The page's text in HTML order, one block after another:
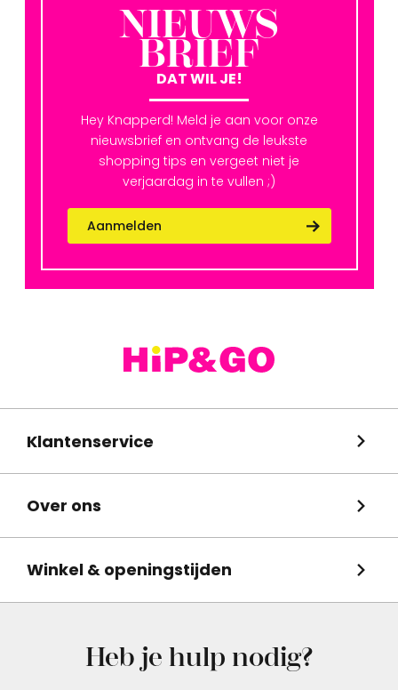
NIEUWS
BRIEF
DAT WIL JE!
Hey Knapperd! Meld je aan voor onze
nieuwsbrief en ontvang de leukste
shopping tips en vergeet niet je
verjaardag in te vullen ;)
Aanmelden
Klantenservice
Over ons
Winkel & openingstijden
Heb je hulp nodig?